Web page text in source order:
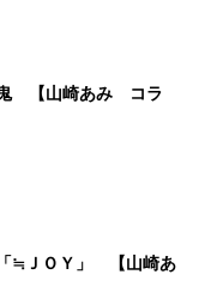
鬼 【山崎あみ コラ
≒ＪＯＹ」 【山崎あ